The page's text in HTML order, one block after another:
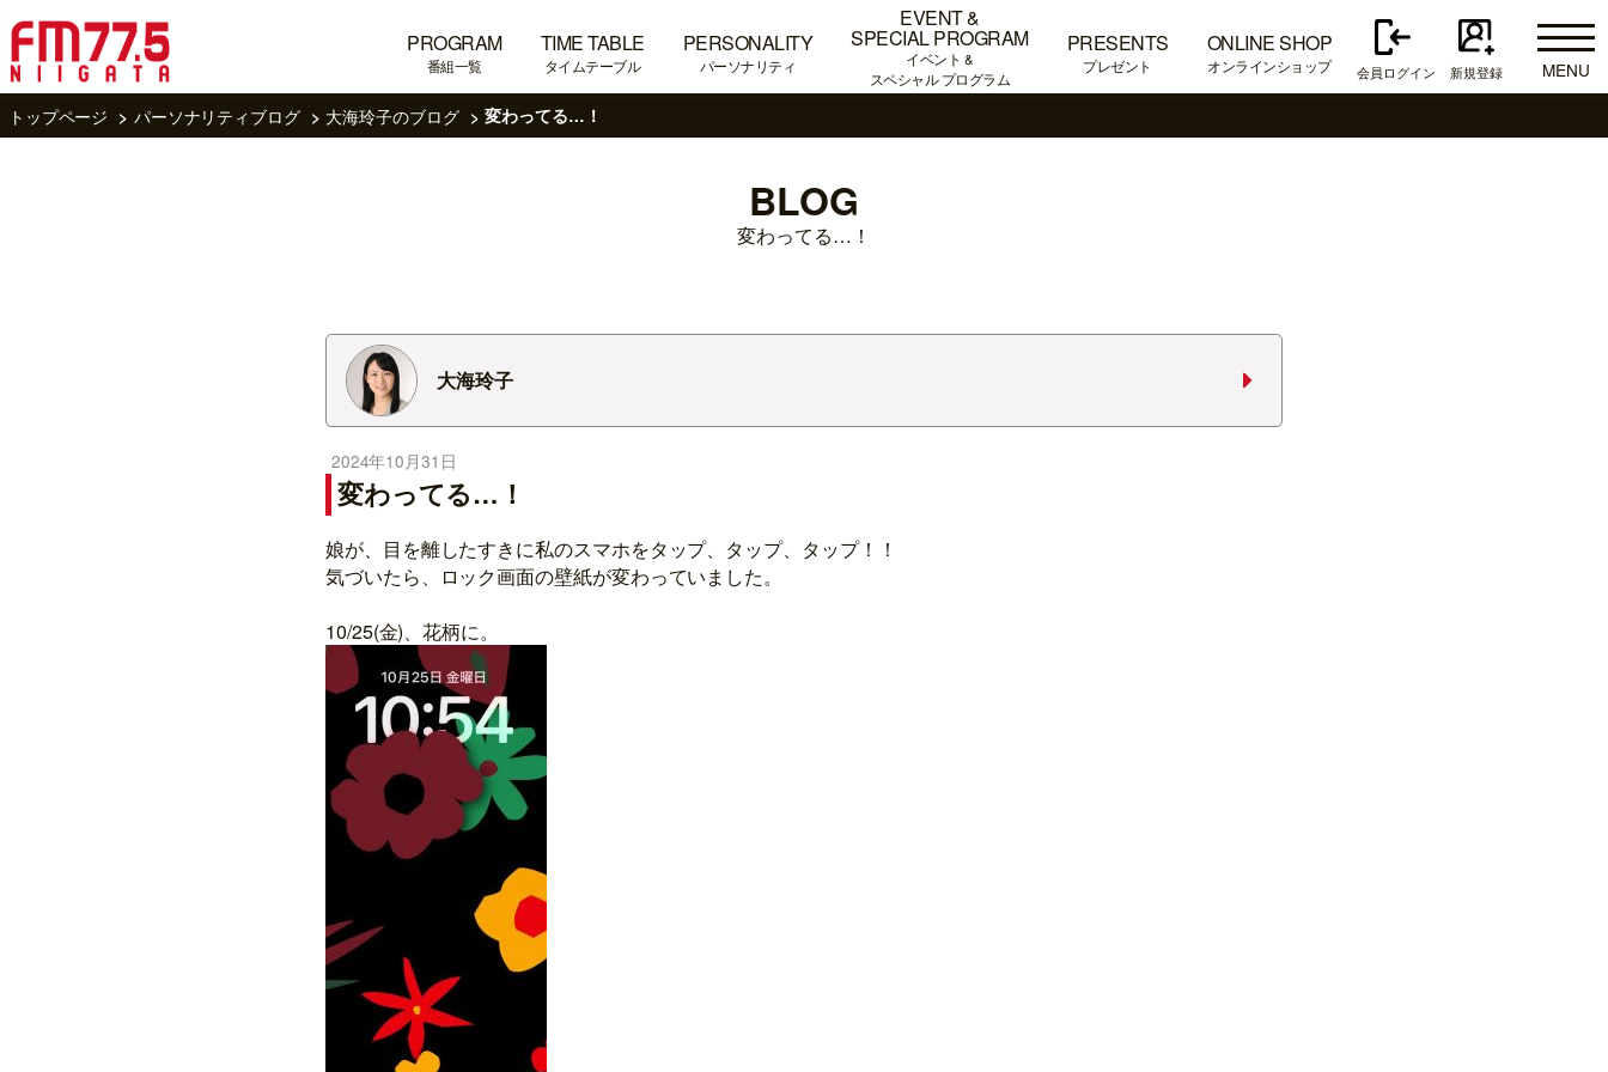
PROGRAM
番組一覧
TIME TABLE
タイムテーブル
PERSONALITY
パーソナリティ
EVENT &
SPECIAL PROGRAM
イベント &
スペシャル プログラム
PRESENTS
プレゼント
ONLINE SHOP
オンラインショップ 会員ログイン 新規登録
MENU
トップページ
パーソナリティブログ 大海玲子のブログ 変わってる…！
BLOG
変わってる…！
大海玲子
2024年10月31日
変わってる…！
娘が、目を離したすきに私のスマホをタップ、タップ、タップ！！
気づいたら、ロック画面の壁紙が変わっていました。
10/25(金)、花柄に。